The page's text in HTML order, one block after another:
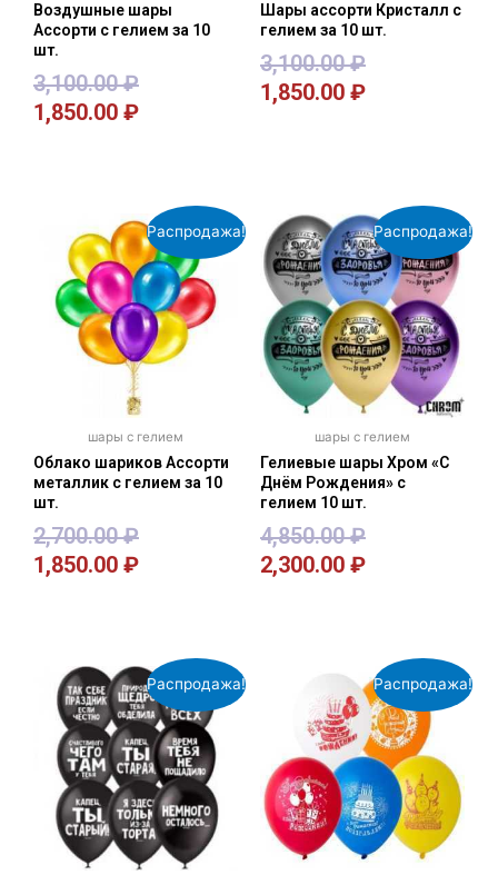
Воздушные шары
Ассорти с гелием за 10
шт.
3,100.00₽
1,850.00 ₽
Шары ассорти Кристалл с
гелием за 10 шт.
3,100.00₽
1,850.00 ₽
Распродажа!
шары с гелием
Облако шариков Ассорти
металлик с гелием за 10
шт.
2,700.00₽
1,850.00 ₽
Распродажа!
шары с гелием
Гелиевые шары Хром «С
Днём Рождения» с
гелием 10 шт.
4,850.00₽
2,300.00 ₽
Распродажа! Распродажа!